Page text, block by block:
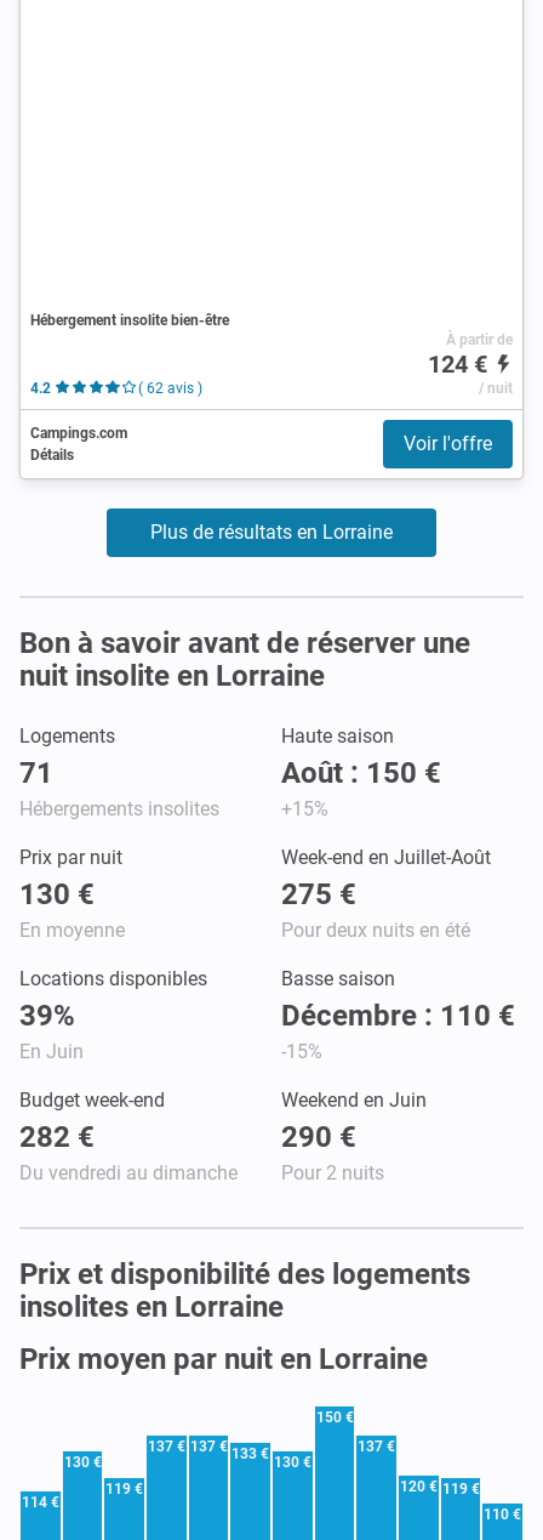
Hébergement insolite bien-être
4.2 ( 62 avis )
À partir de
124 €
/ nuit
Campings.com
Détails
Voir l'offre
Plus de résultats en Lorraine
Bon à savoir avant de réserver une
nuit insolite en Lorraine
Logements
71
Hébergements insolites
Haute saison
Août : 150 €
+15%
Prix par nuit
130 €
En moyenne
Week-end en Juillet-Août
275 €
Pour deux nuits en été
Locations disponibles
39%
En Juin
Basse saison
Décembre : 110 €
-15%
Budget week-end
282 €
Du vendredi au dimanche
Weekend en Juin
290 €
Pour 2 nuits
Prix et disponibilité des logements
insolites en Lorraine
Prix moyen par nuit en Lorraine
114 €
130 €
119 €
137 € 137 € 133 € 130 €
150 €
137 €
120 € 119 €
110 €